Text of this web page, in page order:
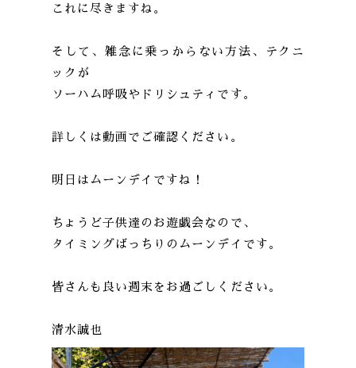
これに尽きますね。
そして、雑念に乗っからない方法、テクニ
ックが
ソーハム呼吸やドリシュティです。
詳しくは動画でご確認ください。
明日はムーンデイですね！
ちょうど子供達のお遊戯会なので、
タイミングばっちりのムーンデイです。
皆さんも良い週末をお過ごしください。
清水誠也